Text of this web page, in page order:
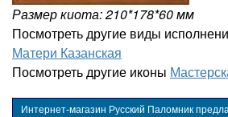
Размер киота: 210*178*60 мм
Посмотреть другие виды
Матери Казанская
Посмотреть другие иконы
Интернет-магазин Русский Паломник